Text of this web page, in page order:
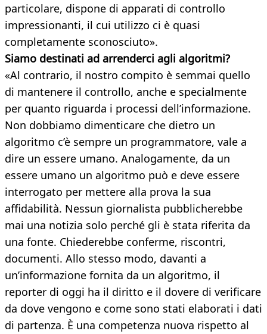
particolare, dispone di apparati di controllo
impressionanti, il cui utilizzo ci è quasi
completamente sconosciuto».
Siamo destinati ad arrenderci agli algoritmi?
«Al contrario, il nostro compito è semmai quello
di mantenere il controllo, anche e specialmente
per quanto riguarda i processi dell’informazione.
Non dobbiamo dimenticare che dietro un
algoritmo c’è sempre un programmatore, vale a
dire un essere umano. Analogamente, da un
essere umano un algoritmo può e deve essere
interrogato per mettere alla prova la sua
affidabilità. Nessun giornalista pubblicherebbe
mai una notizia solo perché gli è stata riferita da
una fonte. Chiederebbe conferme, riscontri,
documenti. Allo stesso modo, davanti a
un’informazione fornita da un algoritmo, il
reporter di oggi ha il diritto e il dovere di verificare
da dove vengono e come sono stati elaborati i dati
di partenza. È una competenza nuova rispetto al